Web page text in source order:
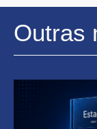
Outras